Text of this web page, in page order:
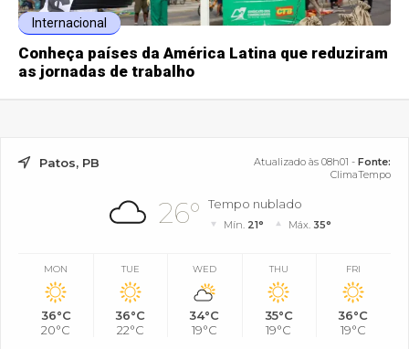
Internacional
Conheça países da América Latina que reduziram
as jornadas de trabalho
Patos, PB Atualizado às 08h01 - Fonte:
ClimaTempo
26° Tempo nublado
Mín. 21° Máx. 35°
MON
36°C
20°C
TUE
36°C
22°C
WED
34°C
19°C
THU
35°C
19°C
FRI
36°C
19°C